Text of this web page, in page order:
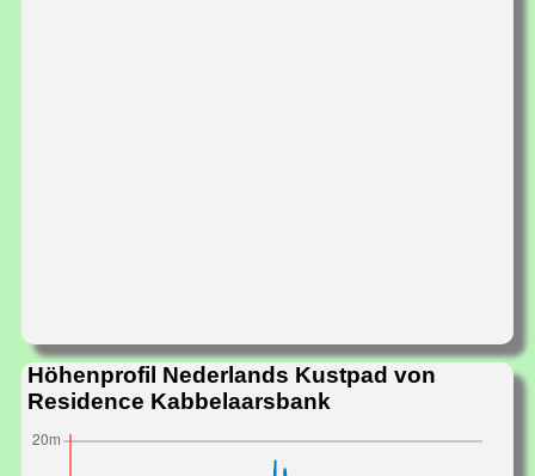
Höhenprofil Nederlands Kustpad von
Residence Kabbelaarsbank